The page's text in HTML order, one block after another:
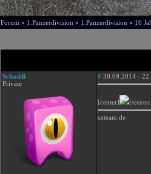
Forum » 1.Panzerdivision » 1.Panzerdivision » 10
Schaddi
Private
# 30.09.2014 -
[center] [/
sxteam.de